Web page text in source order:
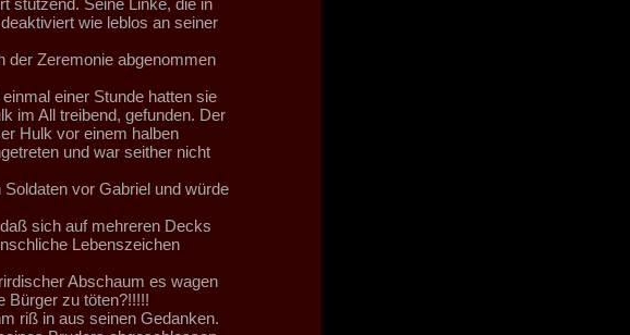
stützend. Seine Linke, die in
wie leblos an seiner
der Zeremonie abgenommen
einer Stunde hatten sie
im All treibend, gefunden. Der
Hulk vor einem halben
und war seither nicht
vor Gabriel und würde
sich auf mehreren Decks
Lebenszeichen
Abschaum es wagen
Bürger zu töten?!!!!!
riß in aus seinen Gedanken.